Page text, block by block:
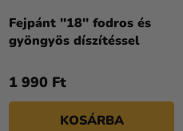
Fejpánt ''18'' fodros és
gyöngyös díszítéssel
1 990 Ft
KOSÁRBA